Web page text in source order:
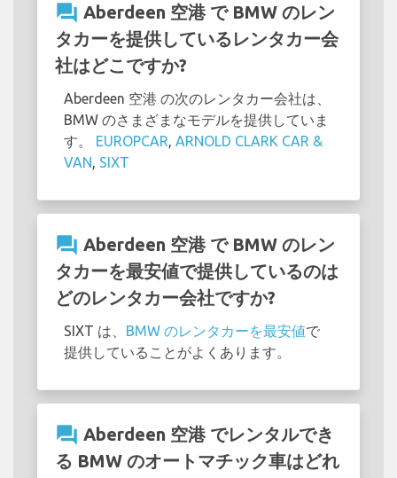
question_answer Aberdeen 空港 で BMW のレン
タカーを提供しているレンタカー会
社はどこですか?
Aberdeen 空港 の次のレンタカー会社は、
BMW のさまざまなモデルを提供していま
す。 EUROPCAR ARNOLD CLARK CAR &
VAN SIXT
question_answer Aberdeen 空港 で BMW のレン
タカーを最安値で提供しているのは
どのレンタカー会社ですか?
SIXT は、 BMW のレンタカーを最安値で
提供していることがよくあります。
question_answer Aberdeen 空港 でレンタルでき
る BMW のオートマチック車はどれ